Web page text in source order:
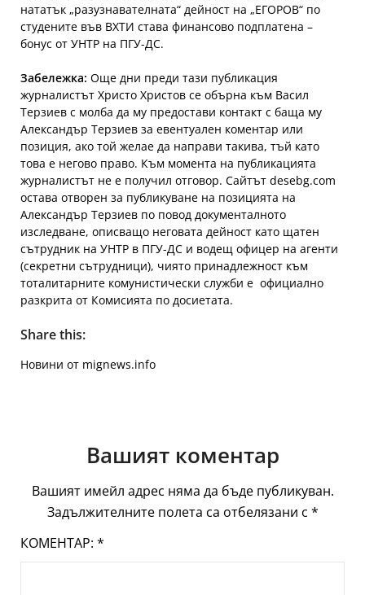
нататък „разузнавателната“ дейност на „ЕГОРОВ“ по
студените във ВХТИ става финансово подплатена –
бонус от УНТР на ПГУ-ДС.
Забележка: Още дни преди тази публикация
журналистът Христо Христов се обърна към Васил
Терзиев с молба да му предостави контакт с баща му
Александър Терзиев за евентуален коментар или
позиция, ако той желае да направи такива, тъй като
това е негово право. Към момента на публикацията
журналистът не е получил отговор. Сайтът desebg.com
остава отворен за публикуване на позицията на
Александър Терзиев по повод документалното
изследване, описващо неговата дейност като щатен
сътрудник на УНТР в ПГУ-ДС и водещ офицер на агенти
(секретни сътрудници), чиято принадлежност към
тоталитарните комунистически служби е официално
разкрита от Комисията по досиетата.
Share this:
Новини от mignews.info
Вашият коментар
Вашият имейл адрес няма да бъде публикуван.
Задължителните полета са отбелязани с *
КОМЕНТАР: *